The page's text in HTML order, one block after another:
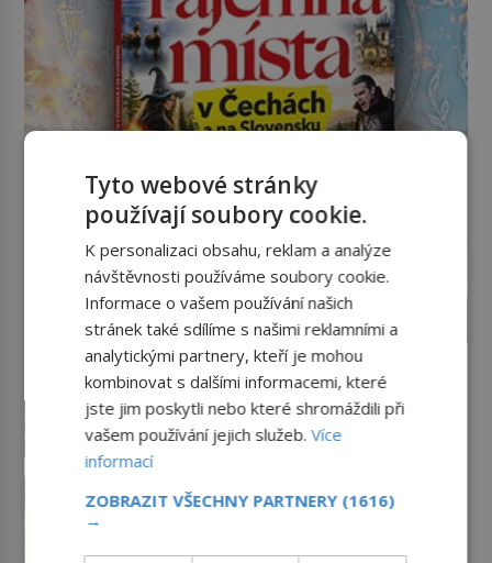
ZAJÍMAVOSTI
Jak poznat čistou vodu ke
koupání? Strčte hlavu pod
hladinu!
Léto je časem koupání v přírodě.
Jak však poznat, že je voda v řece,
hygieniků či podrobit křížovému
Istanbul v plamenech: Proč obří
megapoli ohrožují měsíce
Tyto webové stránky
používají soubory cookie.
K personalizaci obsahu, reklam a analýze
návštěvnosti používáme soubory cookie.
Informace o vašem používání našich
stránek také sdílíme s našimi reklamními a
analytickými partnery, kteří je mohou
kombinovat s dalšími informacemi, které
jste jim poskytli nebo které shromáždili při
vašem používání jejich služeb.Více
informací
ZOBRAZIT VŠECHNY PARTNERY (1616)
→